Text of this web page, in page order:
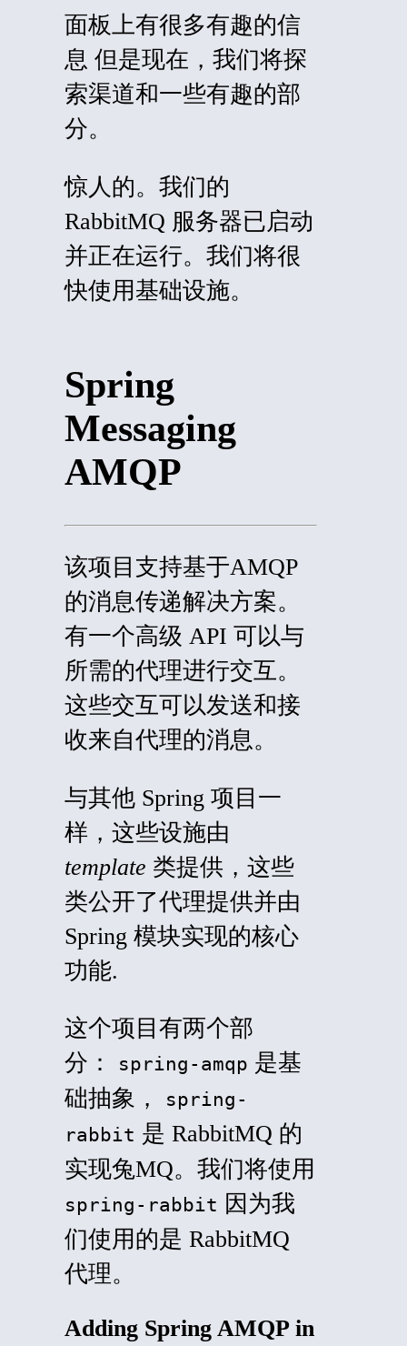
面板上有很多有趣的信
息 但是现在，我们将探
索渠道和一些有趣的部
分。
惊人的。我们的
RabbitMQ 服务器已启动
并正在运行。我们将很
快使用基础设施。
Spring
Messaging
AMQP
该项目 支持基于AMQP
的消息传递解决方案。
有一个高级 API 可以与
所需的代理进行交互。
这些交互可以发送和接
收来自代理的消息。
与其他 Spring 项目一
样，这些设施由
template 类提供，这些
类公开了代理提供并由
Spring 模块实现的核心
功能.
这个项目有两个部
分：
spring-amqp 是基
础抽象，
spring-
rabbit 是 RabbitMQ 的
实现兔MQ。我们将使用
spring-rabbit 因为我
们使用的是 RabbitMQ
代理。
Adding Spring AMQP in